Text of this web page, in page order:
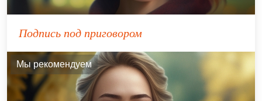
Подпись под приговором
Мы рекомендуем